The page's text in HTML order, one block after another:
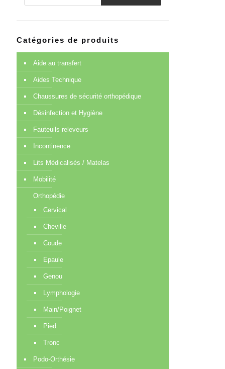
Catégories de produits
Aide au transfert
Aides Technique
Chaussures de sécurité orthopédique
Désinfection et Hygiène
Fauteuils releveurs
Incontinence
Lits Médicalisés / Matelas
Mobilité
Orthopédie
Cervical
Cheville
Coude
Epaule
Genou
Lymphologie
Main/Poignet
Pied
Tronc
Podo-Orthésie